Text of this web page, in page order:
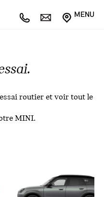
MENU
routier et voir tout le
MINI.